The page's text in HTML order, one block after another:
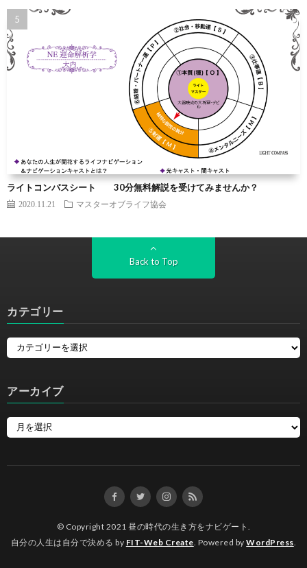
ライトコンパスシート 30分無料解説を受けてみませんか？
2020.11.21 マスターオブライフ協会
Back to Top
カテゴリー
アーカイブ
© Copyright 2021 昼の時代の生き方をナビゲート
自分の人生は自分で決める by FIT-Web Create . Powered byWordPress